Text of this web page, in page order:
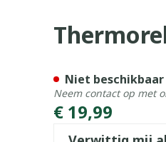
€ 19,99
Niet beschikbaar
Neem contact op met